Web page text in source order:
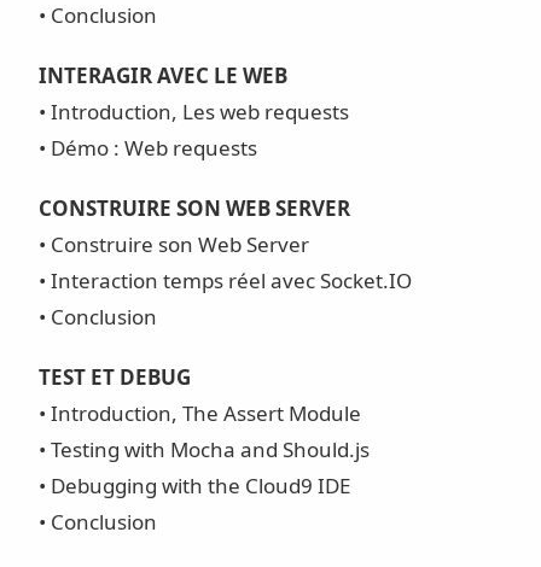
• Conclusion
INTERAGIR AVEC LE WEB
• Introduction, Les web requests
• Démo : Web requests
CONSTRUIRE SON WEB SERVER
• Construire son Web Server
• Interaction temps réel avec Socket.IO
• Conclusion
TEST ET DEBUG
• Introduction, The Assert Module
• Testing with Mocha and Should.js
• Debugging with the Cloud9 IDE
• Conclusion